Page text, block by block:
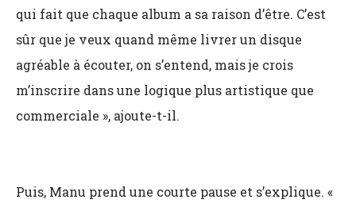
qui fait que chaque album a sa raison d’être. C’est
sûr que je veux quand même livrer un disque
agréable à écouter, on s’entend, mais je crois
m’inscrire dans une logique plus artistique que
commerciale », ajoute-t-il.
Puis, Manu prend une courte pause et s’explique. «